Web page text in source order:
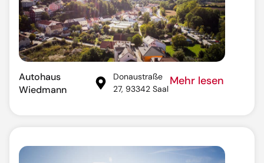
Autohaus
Wiedmann
Donaustraße
27, 93342 Saal
Mehr lesen